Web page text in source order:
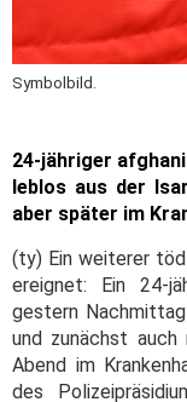
Symbolbild.
24-jähriger
leblos aus der
aber später im
(ty) Ein weiterer
ereignet: Ein 24-
gestern
und zunächst
Abend im
des